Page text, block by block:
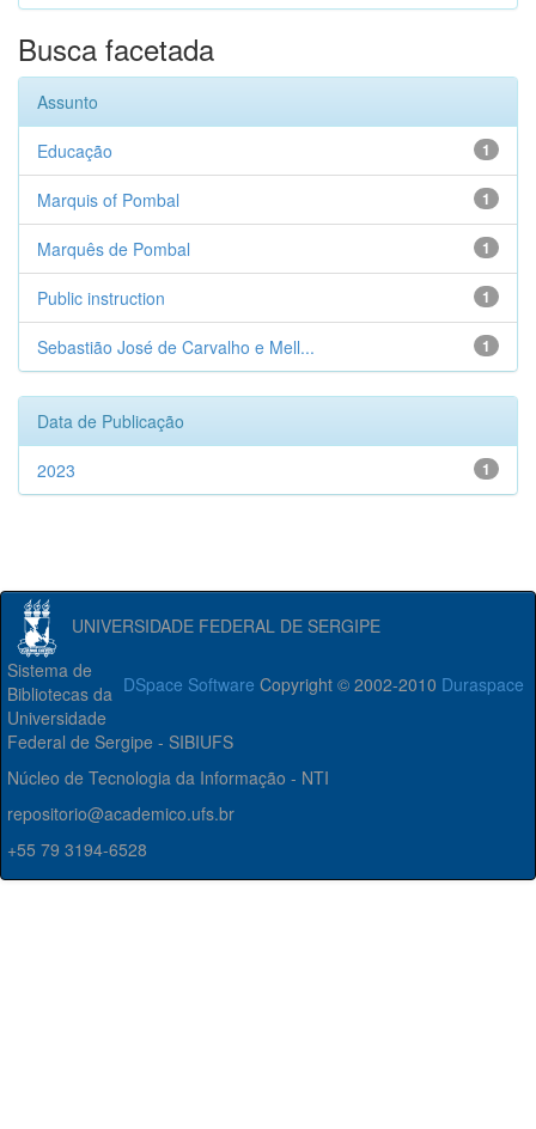
Busca facetada
Assunto
1
Educação
1
Marquis of Pombal
1
Marquês de Pombal
1
Public instruction
1
Sebastião José de Carvalho e Mell...
Data de Publicação
1
2023
UNIVERSIDADE FEDERAL DE SERGIPE
DSpace Software Copyright © 2002-2010 Duraspace
Sistema de
Bibliotecas da
Universidade
Federal de Sergipe - SIBIUFS
Núcleo de Tecnologia da Informação - NTI
repositorio@academico.ufs.br
+55 79 3194-6528